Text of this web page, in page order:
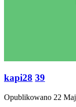
kapi28 39
Opublikowano 22